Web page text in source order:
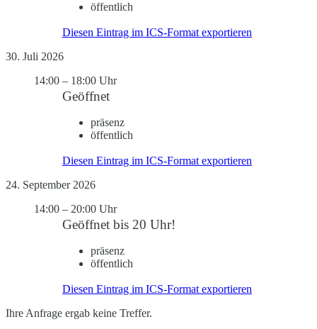
öffentlich
Diesen Eintrag im ICS-Format exportieren
30. Juli 2026
14:00 – 18:00 Uhr
Geöffnet
präsenz
öffentlich
Diesen Eintrag im ICS-Format exportieren
24. September 2026
14:00 – 20:00 Uhr
Geöffnet bis 20 Uhr!
präsenz
öffentlich
Diesen Eintrag im ICS-Format exportieren
Ihre Anfrage ergab keine Treffer.